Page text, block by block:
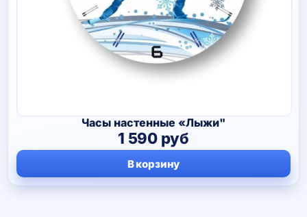
Часы настенные «Лыжи"
1 590 руб
В корзину